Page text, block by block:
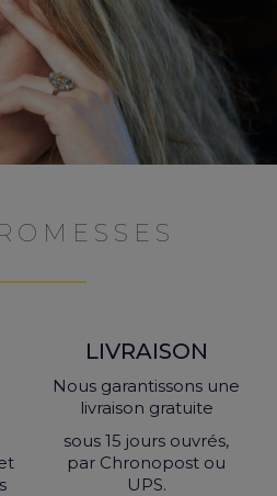
LIVRAISON
Nous garantissons une
livraison gratuite
sous 15 jours ouvrés,
par Chronopost ou
UPS.